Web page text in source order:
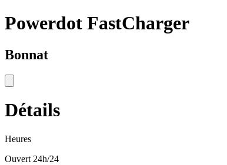
Powerdot FastCharger
Bonnat
Détails
Heures
Ouvert 24h/24